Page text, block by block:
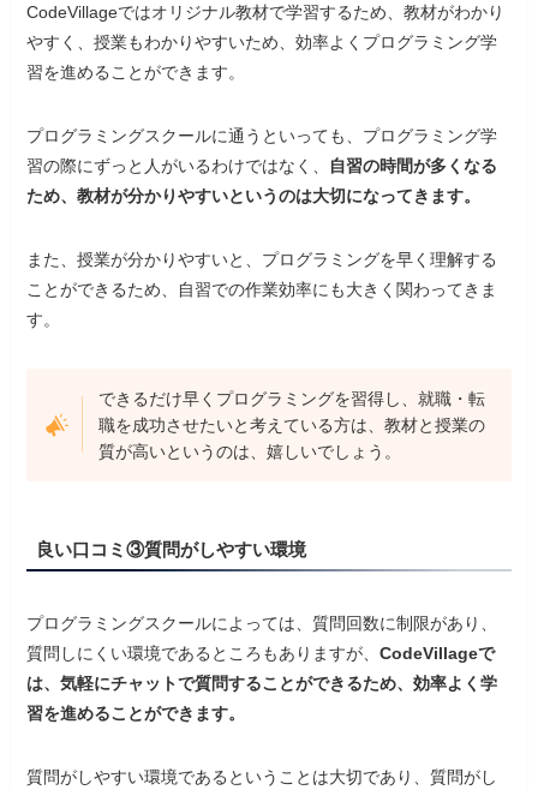
CodeVillageではオリジナル教材で学習するため、教材がわかり
やすく、授業もわかりやすいため、効率よくプログラミング学
習を進めることができます。
プログラミングスクールに通うといっても、プログラミング学
習の際にずっと人がいるわけではなく、
自習の時間が多くなる
ため、教材が分かりやすいというのは大切になってきます。
また、授業が分かりやすいと、プログラミングを早く理解する
ことができるため、自習での作業効率にも大きく関わってきま
す。
できるだけ早くプログラミングを習得し、就職・転
職を成功させたいと考えている方は、教材と授業の
質が高いというのは、嬉しいでしょう。
良い口コミ③質問がしやすい環境
プログラミングスクールによっては、質問回数に制限があり、
質問しにくい環境であるところもありますが、CodeVillageで
は、気軽にチャットで質問することができるため、効率よく学
習を進めることができます。
質問がしやすい環境であるということは大切であり、質問がし